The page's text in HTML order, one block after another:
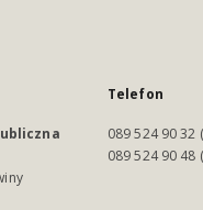
Telefon
089 524 90 32
089 524 90 48